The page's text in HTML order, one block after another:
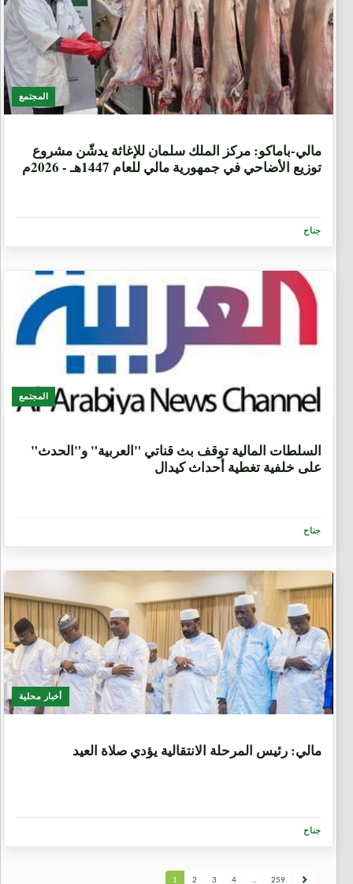
المجتمع
مالي-باماكو: مركز الملك سلمان للإغاثة يدشّن مشروع
توزيع الأضاحي في جمهورية مالي للعام 1447هـ - 2026م
جناح
المجتمع
السلطات المالية توقف بث قناتي "العربية" و"الحدث"
على خلفية تغطية أحداث كيدال
جناح
أخبار محلية
مالي: رئيس المرحلة الانتقالية يؤدي صلاة العيد
جناح
1 2 3 4 ... 259